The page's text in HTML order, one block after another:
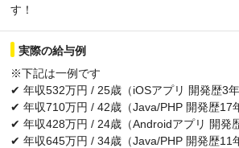
す！
実際の給与例
※下記は一例です
✔ 年収532万円 / 25歳（iOSアプリ 開発歴3年
✔ 年収710万円 / 42歳（Java/PHP 開発歴17
✔ 年収428万円 / 24歳（Androidアプリ 開発
✔ 年収645万円 / 34歳（Java/PHP 開発歴11